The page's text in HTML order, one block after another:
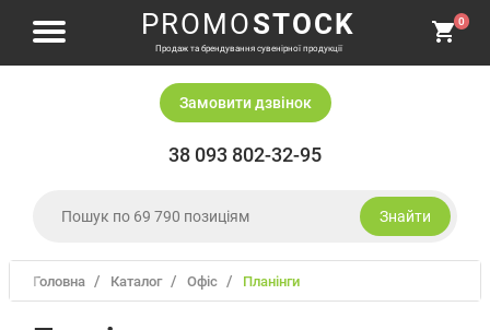
PROMOSTOCK
Продаж та брендування сувенірної продукції
0
Замовити дзвiнок
38 093 802-32-95
Знайти
Одяг і головні убори Письмове приладдя
Головна Каталог офіс планінги